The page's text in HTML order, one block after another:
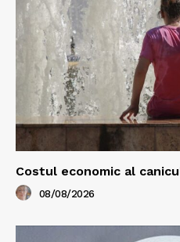
Costul economic al
08/08/2026